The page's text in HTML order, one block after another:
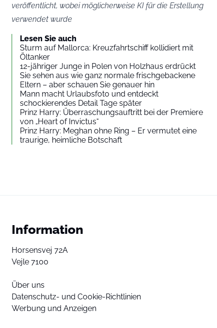
veröffentlicht, wobei möglicherweise KI für die Erstellung
verwendet wurde
Lesen Sie auch
Sturm auf Mallorca: Kreuzfahrtschiff kollidiert mit
Öltanker
12-jähriger Junge in Polen von Holzhaus erdrückt
Sie sehen aus wie ganz normale frischgebackene
Eltern – aber schauen Sie genauer hin
Mann macht Urlaubsfoto und entdeckt
schockierendes Detail Tage später
Prinz Harry: Überraschungsauftritt bei der Premiere
von „Heart of Invictus“
Prinz Harry: Meghan ohne Ring – Er vermutet eine
traurige, heimliche Botschaft
Information
Horsensvej 72A
Vejle 7100
Über uns
Datenschutz- und Cookie-Richtlinien
Werbung und Anzeigen